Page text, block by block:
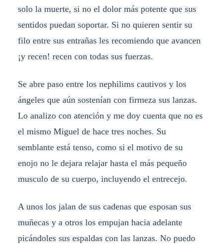
solo la muerte, si no el dolor más potente que sus
sentidos puedan soportar. Si no quieren sentir su
filo entre sus entrañas les recomiendo que avancen
¡y recen! recen con todas sus fuerzas.
Se abre paso entre los nephilims cautivos y los
ángeles que aún sostenían con firmeza sus lanzas.
Lo analizo con atención y me doy cuenta que no es
el mismo Miguel de hace tres noches. Su
semblante está tenso, como si el motivo de su
enojo no le dejara relajar hasta el más pequeño
musculo de su cuerpo, incluyendo el entrecejo.
A unos los jalan de sus cadenas que esposan sus
muñecas y a otros los empujan hacia adelante
picándoles sus espaldas con las lanzas. No puedo